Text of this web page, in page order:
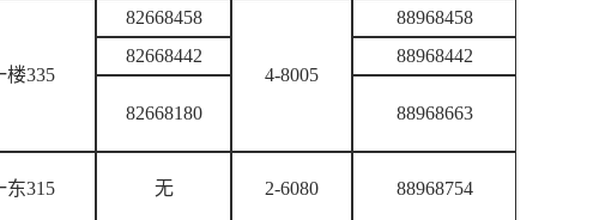
楼335
82668458
4-8005
88968458
82668442
88968442
82668180
88968663
东315 无 2-6080 88968754